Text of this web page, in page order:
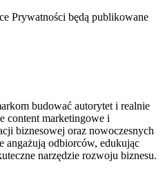
Prywatności będą publikowane
budować autorytet i realnie
content marketingowe i
biznesowej oraz nowoczesnych
angażują odbiorców, edukując
narzędzie rozwoju biznesu.